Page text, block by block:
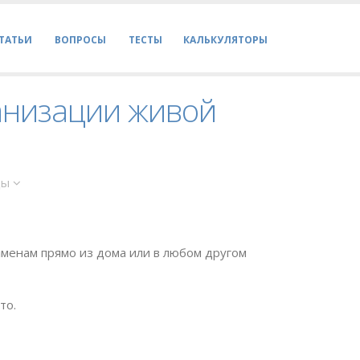
КАЛЬКУЛЯТОРЫ
ТЕСТЫ
ВОПРОСЫ
живой
прямо из дома или в любом другом